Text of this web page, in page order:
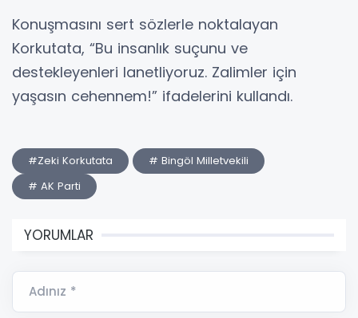
Konuşmasını sert sözlerle noktalayan
Korkutata, “Bu insanlık suçunu ve
destekleyenleri lanetliyoruz. Zalimler için
yaşasın cehennem!” ifadelerini kullandı.
#Zeki Korkutata
# Bingöl Milletvekili
# AK Parti
YORUMLAR
Adınız *